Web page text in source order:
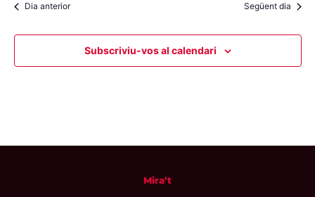
Dia anterior Següent dia
Subscriviu-vos al calendari
Mira’t